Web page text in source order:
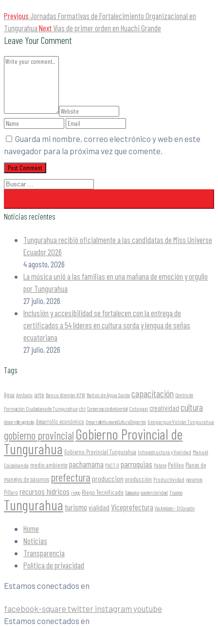
Previous Jornadas Formativas de Fortalecimiento Organizacional en
Tungurahua Next Vías de primer orden en Huachi Grande
Leave Your Comment
Guarda mi nombre, correo electrónico y web en este
navegador para la próxima vez que comente.
Noticias recientes
Tungurahua recibió oficialmente a las candidatas de Miss Universe
Ecuador 2026
4 agosto, 2026
La música unió a las familias en una mañana de emoción y orgullo
por Tungurahua
27 julio, 2026
Inclusión y accesibilidad se fortalecen con la entrega de
certificados a 54 líderes en cultura sorda y lengua de señas
ecuatoriana
27 julio, 2026
Tags
Agua Ambato arte Banco Alemán KFW Baños de Agua Santa capacitación Centro de
Formación Ciudadana de Tungurahua cfct ConservaciónAmbiental Cotopaxi creatividad cultura
desarrollo agrícola desarrollo económico DesarrolloHumanoCulturaDeportes Geoparque Volcán Tungurahua
gobierno provincial Gobierno Provincial de
Tungurahua Gobierno Provincial Tungurahua Infraestructura y Vialidad Manuel
Caizabanda medio ambiente pachamama PACT II parroquias Patate Pelileo Planes de
manejos de páramos prefectura produccion producción Productividad páramos
Píllaro recursos hídricos riego Riego Tecnificado Salasaka sostenibilidad Tisaleo
Tungurahua turismo vialidad Viceprefectura Vía Ambato - El Corazón
Home
Noticias
Transparencia
Política de privacidad
Estamos conectados en
facebook-square twitter instagram youtube
Estamos conectados en